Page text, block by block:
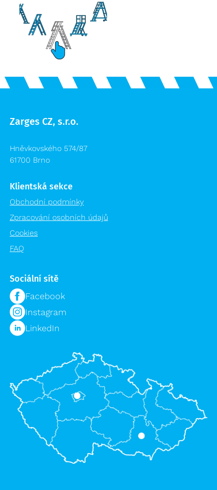
Zarges CZ, s.r.o.
Hněvkovského 574/87
61700 Brno
Klientská sekce
Obchodní podmínky
Zpracování osobních údajů
Cookies
FAQ
Sociální sítě
Facebook
Instagram
LinkedIn